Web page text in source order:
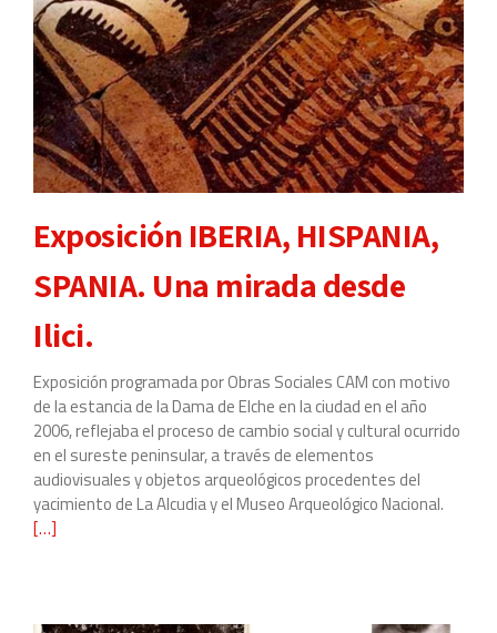
Jornadas
Culturales
y
de
Estudio
del
Campo
Elche
Exposición IBERIA, HISPANIA,
SPANIA. Una mirada desde
Ilici.
Exposición programada por Obras Sociales CAM con motivo
de la estancia de la Dama de Elche en la ciudad en el año
2006, reflejaba el proceso de cambio social y cultural ocurrido
en el sureste peninsular, a través de elementos
audiovisuales y objetos arqueológicos procedentes del
yacimiento de La Alcudia y el Museo Arqueológico Nacional.
[…]